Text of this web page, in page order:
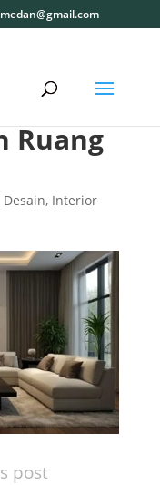
Ruang
Desain, Interior
post